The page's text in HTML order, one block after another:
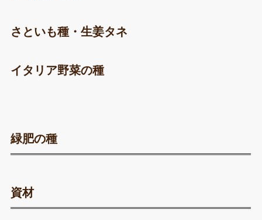
さといも種・生姜タネ
イタリア野菜の種
緑肥の種
資材